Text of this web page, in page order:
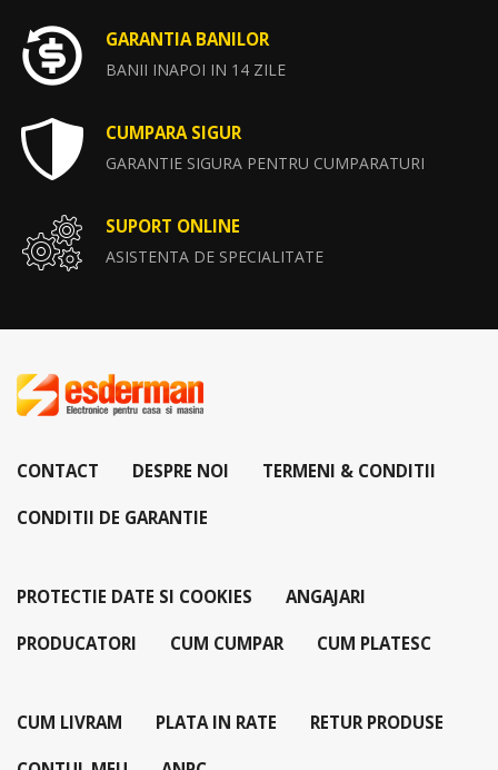
GARANTIA BANILOR
BANII INAPOI IN 14 ZILE
CUMPARA SIGUR
GARANTIE SIGURA PENTRU CUMPARATURI
SUPORT ONLINE
ASISTENTA DE SPECIALITATE
CONTACT DESPRE NOI TERMENI & CONDITII
CONDITII DE GARANTIE
PROTECTIE DATE SI COOKIES ANGAJARI
PRODUCATORI CUM CUMPAR CUM PLATESC
CUM LIVRAM PLATA IN RATE RETUR PRODUSE